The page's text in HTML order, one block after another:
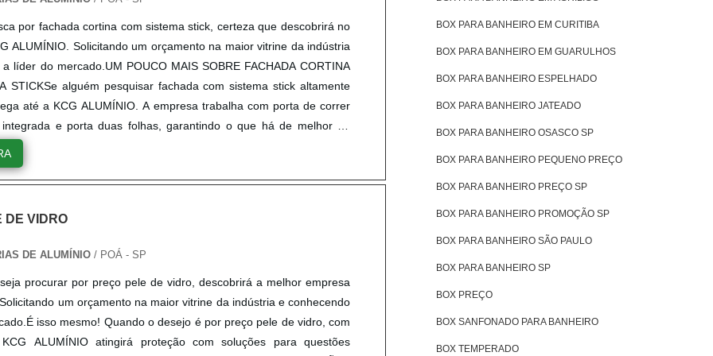
da importância de contar com uma empresa qualificada, confira
quais a KCG ALUMÍNIO é a melhor escolha sempre que buscar
com os serviços;Responsável;Altamente
na KCG ALUMÍNIO existe variedade e
o assunto for vidro tipo glazing. Prezando pelo que há de mais
inovações e variedades em janela abre e tomba e porta duas
por ser comprometida com os serviços e altamente qualificada,
por focar suas ações no resultado final, tendo escritório
onde são realizadas as atividades e sala de treinamento com
Todos esses fatores, agregados a uma equipe
garantem o sucesso de cada cliente de ponta a ponta..
por fachada cortina com sistema stick, certeza que descobrirá no
ALUMÍNIO. Solicitando um orçamento na maior vitrine da indústria
líder do mercado.UM POUCO MAIS SOBRE FACHADA CORTINA
STICKSe alguém pesquisar fachada com sistema stick altamente
até a KCG ALUMÍNIO. A empresa trabalha com porta de correr
e porta duas folhas, garantindo o que há de melhor na
perder o foco em fachada cortina com sistema stick, sempre deve-
empresa que tenha produtos e serviços com ótima qualidade e
importantes que ficam de fora no planejamento de empresas que
uma pesquisa minuciosa sobre a empresa a ser contratada, de
e eficiência.A ESCOLHA CERTA PARA FACHADA
da importância de contar com uma empresa qualificada,
pelas quais a KCG ALUMÍNIO é a melhor escolha sempre que
cortina com sistema stick:Equipe multidisciplinar de consultores
com vasta experiência no ramo de esquadrias;Equipe de
DE VIDRO
DE ALUMÍNIO / POÁ - SP
procurar por preço pele de vidro, descobrirá a melhor empresa
um orçamento na maior vitrine da indústria e conhecendo
isso mesmo! Quando o desejo é por preço pele de vidro, com
ALUMÍNIO atingirá proteção com soluções para questões
BOX PARA BANHEIRO EM CURITIBA
BOX PARA BANHEIRO EM GUARULHOS
BOX PARA BANHEIRO ESPELHADO
BOX PARA BANHEIRO JATEADO
BOX PARA BANHEIRO OSASCO SP
BOX PARA BANHEIRO PEQUENO PREÇO
BOX PARA BANHEIRO PREÇO SP
BOX PARA BANHEIRO PROMOÇÃO SP
BOX PARA BANHEIRO SÃO PAULO
BOX PARA BANHEIRO SP
BOX PREÇO
BOX SANFONADO PARA BANHEIRO
BOX TEMPERADO